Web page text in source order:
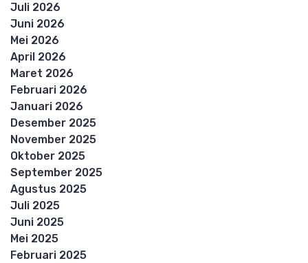
Juli 2026
Juni 2026
Mei 2026
April 2026
Maret 2026
Februari 2026
Januari 2026
Desember 2025
November 2025
Oktober 2025
September 2025
Agustus 2025
Juli 2025
Juni 2025
Mei 2025
Februari 2025